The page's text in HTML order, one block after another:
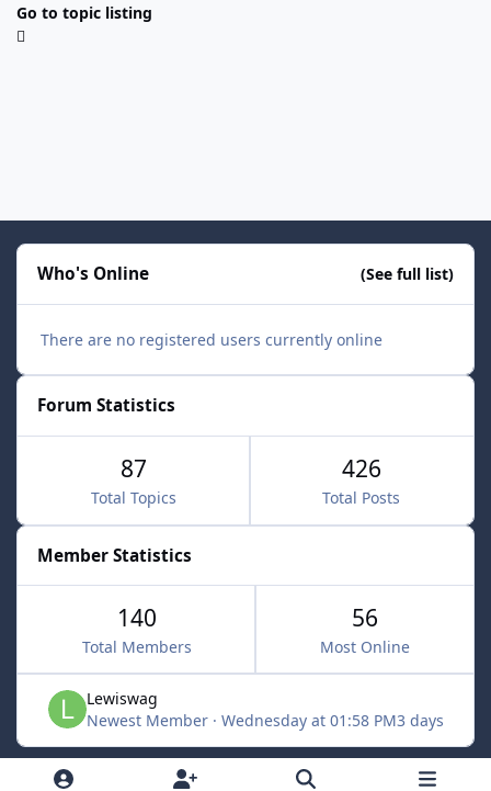
Go to topic listing
Who's Online (See full list)
There are no registered users currently online
Forum Statistics
Total Topics
87
Total Posts
426
Member Statistics
140
Total Members
56
Most Online
Lewiswag
Newest Member · Wednesday at 01:58 PM3 days
Light ModeDark ModeSystem Preference